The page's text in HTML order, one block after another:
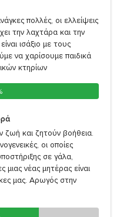
πολλές, οι ελλείψεις
την λαχτάρα και την
ισάξιο με τους
να χαρίσουμε παιδικά
κτηρίων
ζωή και ζητούν βοήθεια.
οι οποίες
σε γάλα,
νέας μητέρας είναι
μας. Αρωγός στην